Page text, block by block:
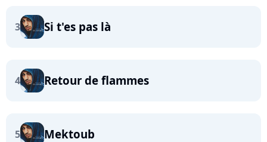
3 Si t'es pas là
4 Retour de flammes
5 Mektoub